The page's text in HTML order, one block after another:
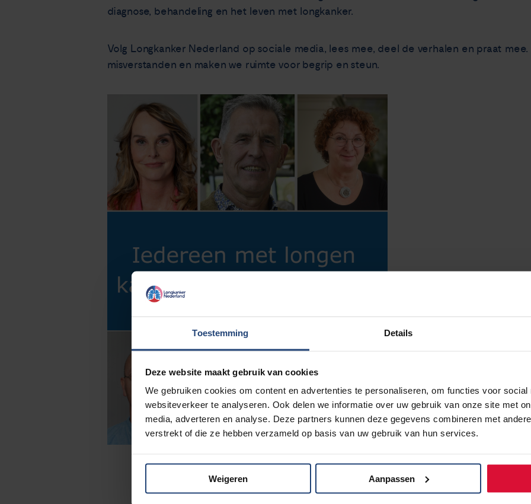
Toestemming Details
Deze website maakt gebruik van cookies
We gebruiken cookies om content en advertenties te personaliseren, om functies voor social
websiteverkeer te analyseren. Ook delen we informatie over uw gebruik van onze site met
media, adverteren en analyse. Deze partners kunnen deze gegevens combineren met
verstrekt of die ze hebben verzameld op basis van uw gebruik van hun services.
Weigeren Aanpassen
diagnose, behandeling en het leven met longkanker.
Volg Longkanker Nederland op sociale media, lees mee, deel de verhalen en praat
misverstanden en maken we ruimte voor begrip en steun.